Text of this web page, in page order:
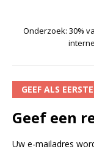
Onderzoek: 30%
GEEF ALS
Geef een
Uw e-mailadres